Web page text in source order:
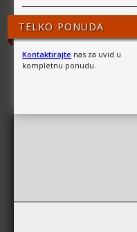
TELKO PONUDA
Kontaktirajte nas za uvid u
kompletnu ponudu.